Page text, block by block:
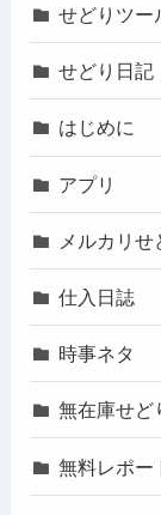
せどりツー
せどり日記
はじめに
アプリ
メルカリせ
仕入日誌
時事ネタ
無在庫せど
無料レポー